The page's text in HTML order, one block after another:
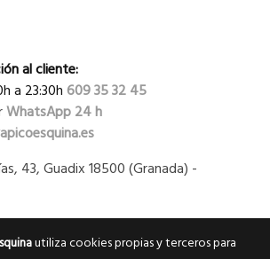
al cliente:
a 23:30h609 35 32 45
WhatsApp24 h
43, Guadix 18500 (Granada) -
utiliza cookies propias y terceros para